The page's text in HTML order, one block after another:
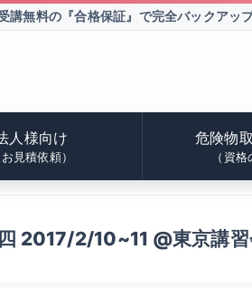
講無料の『合格保証』で完全バックアッ
人様向け
お見積依頼）
危険物
（資格
2017/2/10~11 @東京講